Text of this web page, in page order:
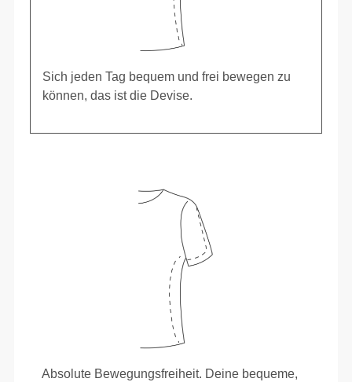
Sich jeden Tag bequem und frei bewegen zu
können, das ist die Devise.
Absolute Bewegungsfreiheit. Deine bequeme,